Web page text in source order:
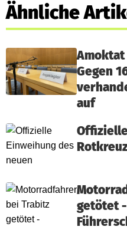
Ähnliche
Gegen
auf
getötet